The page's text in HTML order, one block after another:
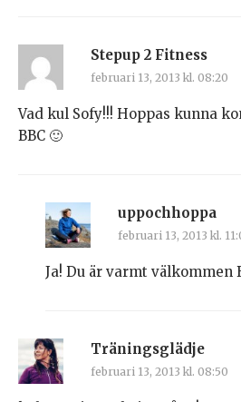
Stepup 2 Fitness
februari 13, 2013 kl. 08:20
Vad kul Sofy!!! Hoppas kunna
BBC 🙂
uppochhoppa
februari 13, 2013 kl.
Ja! Du är varmt välkommen
Träningsglädje
februari 13, 2013 kl. 08:50